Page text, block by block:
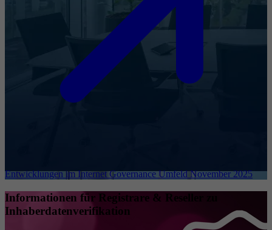
Entwicklungen im Internet Governance Umfeld November 2025
Informationen für Registrare & Reseller zu
Inhaberdatenverifikation